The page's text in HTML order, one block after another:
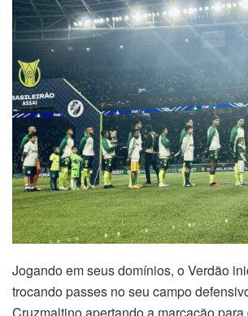
Jogando em seus domínios, o Verdão
trocando passes no seu campo